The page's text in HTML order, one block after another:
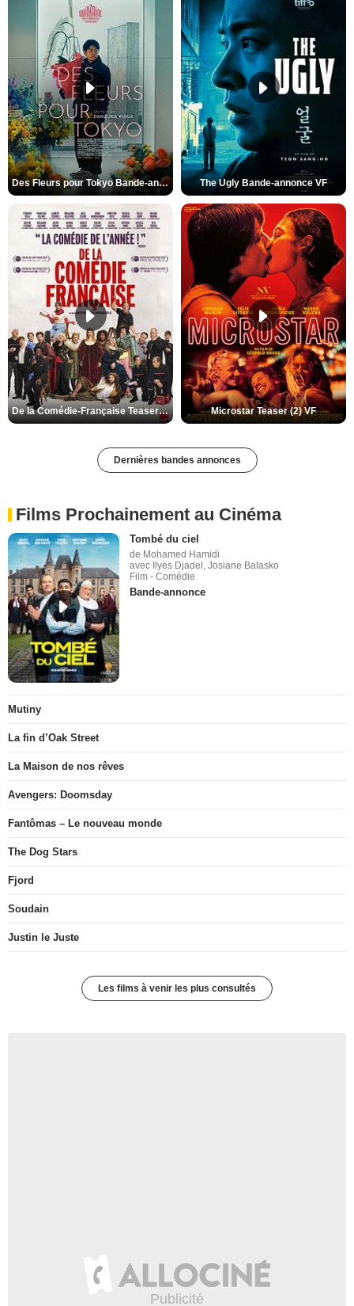
Des Fleurs pour Tokyo Bande-annonce VO STFR The Ugly Bande-annonce VF
De la Comédie-Française Teaser (3) VF Microstar Teaser (2) VF
Dernières bandes annonces
Films Prochainement au Cinéma
Tombé du ciel
de Mohamed Hamidi
avec Ilyes Djadel, Josiane Balasko
Film - Comédie
Bande-annonce
Mutiny
La fin d’Oak Street
La Maison de nos rêves
Avengers: Doomsday
Fantômas – Le nouveau monde
The Dog Stars
Fjord
Soudain
Justin le Juste
Les films à venir les plus consultés